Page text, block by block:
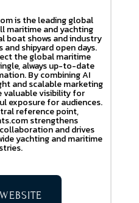
is the leading global
maritime and yachting
boat shows and industry
shipyard open days.
the global maritime
always up-to-date
By combining AI
and scalable marketing
valuable visibility for
exposure for audiences.
reference point,
strengthens
and drives
yachting and maritime